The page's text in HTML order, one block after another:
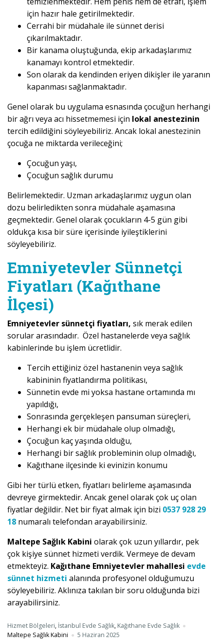
için hazır hale getirilmektedir.
Cerrahi bir müdahale ile sünnet derisi
çıkarılmaktadır.
Bir kanama oluştuğunda, ekip arkadaşlarımız
kanamayı kontrol etmektedir.
Son olarak da kendinden eriyen dikişler ile yaranın
kapanması sağlanmaktadır.
Genel olarak bu uygulama esnasında çocuğun herhangi
bir ağrı veya acı hissetmemesi için lokal anestezinin
tercih edildiğini söyleyebiliriz. Ancak lokal anestezinin
çocuğa ne miktarda verileceğini;
Çocuğun yaşı,
Çocuğun sağlık durumu
Belirlemektedir. Uzman arkadaşlarımız uygun olan
dozu belirledikten sonra müdahale aşamasına
geçmektedir. Genel olarak çocukların 4-5 gün gibi
oldukça kısa bir süre içerisinde iyileştiklerini
söyleyebiliriz.
Emniyetevler Sünnetçi
Fiyatları (Kağıthane
İlçesi)
Emniyetevler sünnetçi fiyatları, sık merak edilen
sorular arasındadır. Özel hastanelerde veya sağlık
kabinlerinde bu işlem ücretlidir.
Tercih ettiğiniz özel hastanenin veya sağlık
kabininin fiyatlandırma politikası,
Sünnetin evde mi yoksa hastane ortamında mı
yapıldığı,
Sonrasında gerçekleşen pansuman süreçleri,
Herhangi ek bir müdahale olup olmadığı,
Çocuğun kaç yaşında olduğu,
Herhangi bir sağlık probleminin olup olmadığı,
Kağıthane ilçesinde ki evinizin konumu
Gibi her türlü etken, fiyatları belirleme aşamasında
devreye girmektedir. Ancak genel olarak çok uç olan
fiyatlar değildir. Net bir fiyat almak için bizi 0537 928 29
18 numaralı telefondan arayabilirsiniz.
Maltepe Sağlık Kabini olarak çok uzun yıllardır, pek
çok kişiye sünnet hizmeti verdik. Vermeye de devam
etmekteyiz. Kağıthane Emniyetevler mahallesi evde
sünnet hizmeti alanında profesyonel olduğumuzu
söyleyebiliriz. Aklınıza takılan bir soru olduğunda bizi
arayabilirsiniz.
Hizmet Bölgeleri, İstanbul Evde Sağlık, Kağıthane Evde Sağlık
Maltepe Sağlık Kabini
5 Haziran 2025